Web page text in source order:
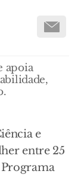
apoia
e
entre 25